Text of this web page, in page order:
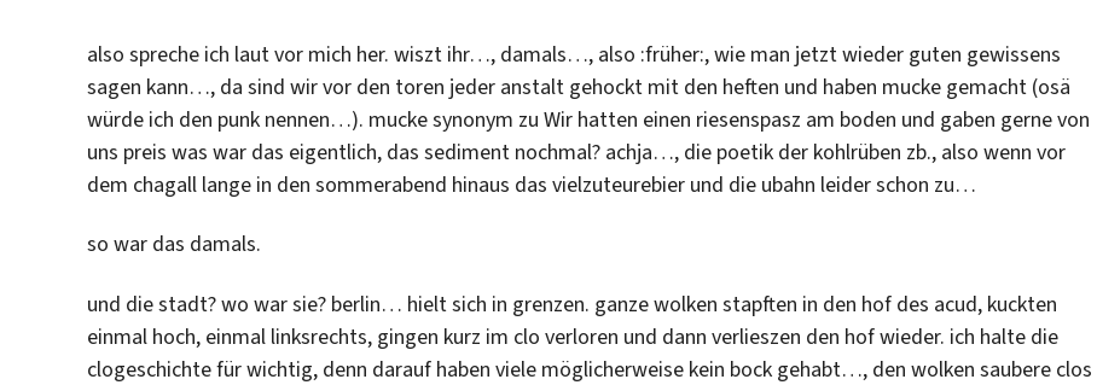
also spreche ich laut vor mich her. wiszt ihr…, damals…, also :früher:, wie man jetzt wieder guten gewissens
sagen kann…, da sind wir vor den toren jeder anstalt gehockt mit den heften und haben mucke gemacht (osä
würde ich den punk nennen…). mucke synonym zu Wir hatten einen riesenspasz am boden und gaben gerne von
uns preis was war das eigentlich, das sediment nochmal? achja…, die poetik der kohlrüben zb., also wenn vor
dem chagall lange in den sommerabend hinaus das vielzuteurebier und die ubahn leider schon zu…
so war das damals.
und die stadt? wo war sie? berlin… hielt sich in grenzen. ganze wolken stapften in den hof des acud, kuckten
einmal hoch, einmal linksrechts, gingen kurz im clo verloren und dann verlieszen den hof wieder. ich halte die
clogeschichte für wichtig, denn darauf haben viele möglicherweise kein bock gehabt…, den wolken saubere clos